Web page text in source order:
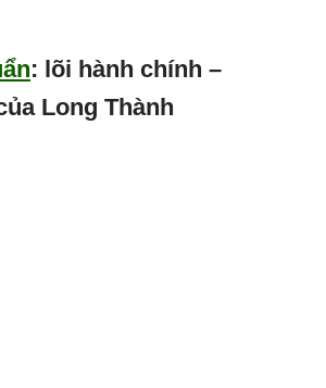
: lõi hành chính –
Long Thành